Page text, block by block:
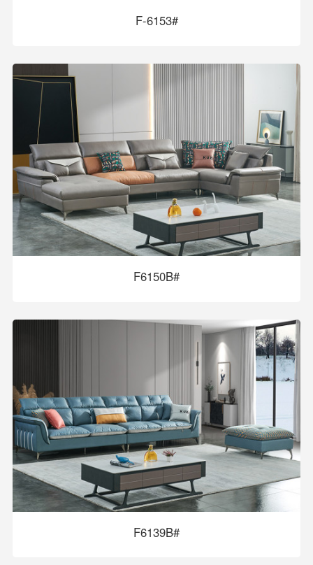
F-6153#
F6150B#
F6139B#